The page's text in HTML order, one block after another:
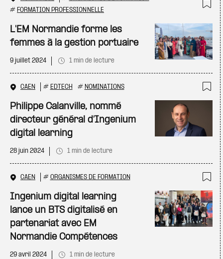
# FORMATION PROFESSIONNELLE
L'EM Normandie forme les
femmes à la gestion portuaire
9 juillet 2024 1 min de lecture
CAEN # EDTECH # NOMINATIONS
Philippe Calanville, nommé
directeur général d’Ingenium
digital learning
28 juin 2024 1 min de lecture
CAEN # ORGANISMES DE FORMATION
Ingenium digital learning
lance un BTS digitalisé en
partenariat avec EM
Normandie Compétences
29 avril 2024 1 min de lecture